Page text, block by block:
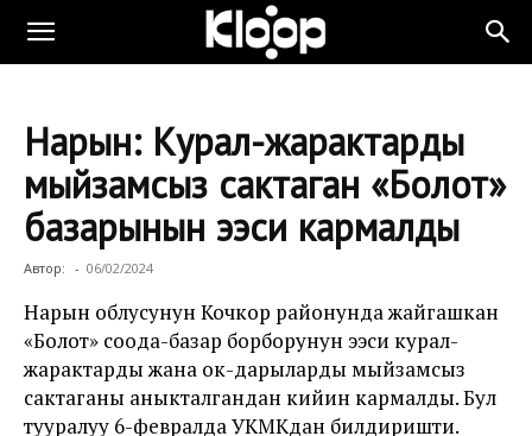
Нарын: Курал-жарактарды
мыйзамсыз сактаган «Болот»
базарынын ээси кармалды
Автор: - 06/02/2024
Нарын облусунун Кочкор районунда жайгашкан
«Болот» соода-базар борборунун ээси курал-
жарактарды жана ок-дарыларды мыйзамсыз
сактаганы аныкталгандан кийин кармалды. Бул
тууралуу 6-февралда УКМКдан билдиришти.